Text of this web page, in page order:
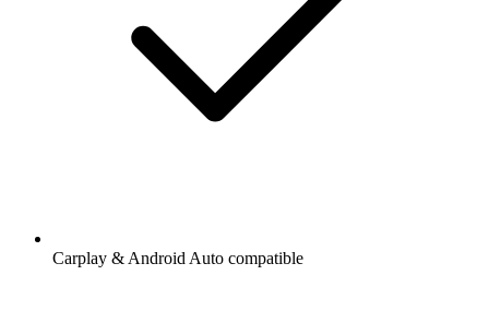
Carplay & Android Auto compatible